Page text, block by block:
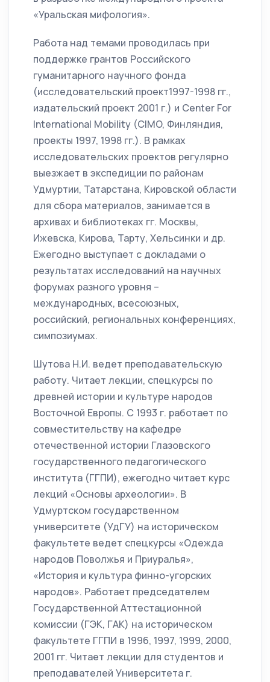
«Уральская мифология».
Работа над темами проводилась при
поддержке грантов Российского
гуманитарного научного фонда
(исследовательский проект1997-1998 гг.,
издательский проект 2001 г.) и Center For
International Mobility (CIMO, Финляндия,
проекты 1997, 1998 гг.). В рамках
исследовательских проектов регулярно
выезжает в экспедиции по районам
Удмуртии, Татарстана, Кировской области
для сбора материалов, занимается в
архивах и библиотеках гг. Москвы,
Ижевска, Кирова, Тарту, Хельсинки и др.
Ежегодно выступает с докладами о
результатах исследований на научных
форумах разного уровня –
международных, всесоюзных,
российский, региональных конференциях,
симпозиумах.
Шутова Н.И. ведет преподавательскую
работу. Читает лекции, спецкурсы по
древней истории и культуре народов
Восточной Европы. С 1993 г. работает по
совместительству на кафедре
отечественной истории Глазовского
государственного педагогического
института (ГГПИ), ежегодно читает курс
лекций «Основы археологии». В
Удмуртском государственном
университете (УдГУ) на историческом
факультете ведет спецкурсы «Одежда
народов Поволжья и Приуралья»,
«История и культура финно-угорских
народов». Работает председателем
Государственной Аттестационной
комиссии (ГЭК, ГАК) на историческом
факультете ГГПИ в 1996, 1997, 1999, 2000,
2001 гг. Читает лекции для студентов и
преподавателей Университета г.